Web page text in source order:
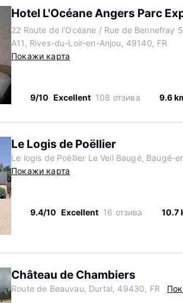
Hotel L'Océane Angers Parc
22 Route de l'Océane / Rue de Bennefray
A11, Rives-du-Loir-en-Anjou, 49140, FR
Покажи карта
9/10 Excellent 108 отзива 9.6
Le Logis de Poëllier
Le logis de Poëllier Le Veil Baugé, Baugé-
Покажи карта
9.4/10 Excellent 16 отзива 10.7
Château de Chambiers
Route de Beauvau, Durtal, 49430, FR